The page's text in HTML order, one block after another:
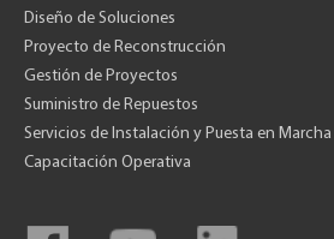
Diseño de Soluciones
Proyecto de Reconstrucción
Gestión de Proyectos
Suministro de Repuestos
Servicios de Instalación y Puesta en Marcha
Capacitación Operativa